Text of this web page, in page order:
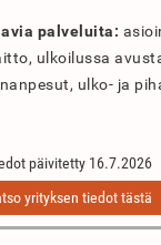
palveluita:
ulkoilussa
ulko- ja
päivitetty 16.7.2026
yrityksen tiedot tästä